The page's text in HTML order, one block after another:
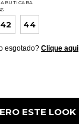
42 44
esgotado? Clique aqui
ESTE LOOK